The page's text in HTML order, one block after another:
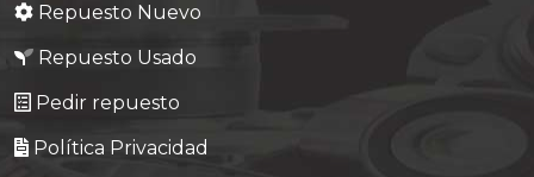
Repuesto Nuevo
Repuesto Usado
Pedir repuesto
Política Privacidad